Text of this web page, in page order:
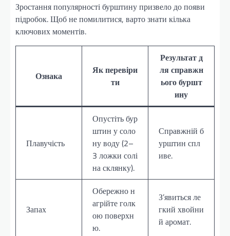
Зростання популярності бурштину призвело до появи
підробок. Щоб не помилитися, варто знати кілька
ключових моментів.
Ознака
Як перевіри
ти
Результат д
ля справжн
ього буршт
ину
Плавучість
Опустіть бур
штин у соло
ну воду (2–
3 ложки солі
на склянку).
Справжній б
урштин спл
иве.
Запах
Обережно н
агрійте голк
ою поверхн
ю.
З’явиться ле
гкий хвойни
й аромат.